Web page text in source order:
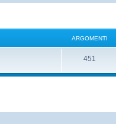
ARGOMENTI
451